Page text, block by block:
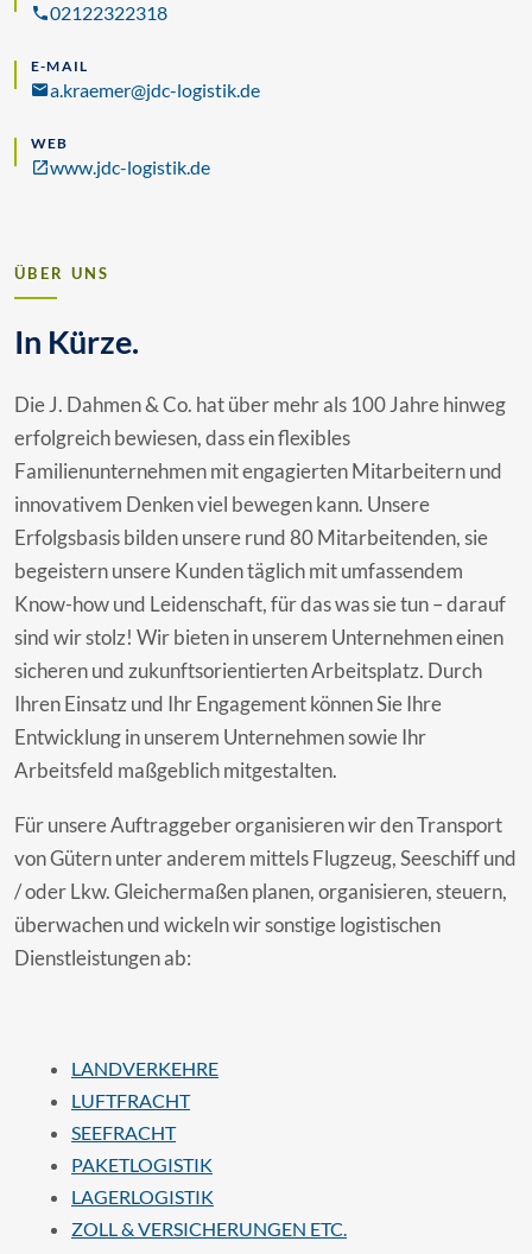
02122322318
E-MAIL
a.kraemer@jdc-logistik.de
WEB
www.jdc-logistik.de
ÜBER UNS
In Kürze.
Die J. Dahmen & Co. hat über mehr als 100 Jahre hinweg
erfolgreich bewiesen, dass ein flexibles
Familienunternehmen mit engagierten Mitarbeitern und
innovativem Denken viel bewegen kann. Unsere
Erfolgsbasis bilden unsere rund 80 Mitarbeitenden, sie
begeistern unsere Kunden täglich mit umfassendem
Know-how und Leidenschaft, für das was sie tun – darauf
sind wir stolz! Wir bieten in unserem Unternehmen einen
sicheren und zukunftsorientierten Arbeitsplatz. Durch
Ihren Einsatz und Ihr Engagement können Sie Ihre
Entwicklung in unserem Unternehmen sowie Ihr
Arbeitsfeld maßgeblich mitgestalten.
Für unsere Auftraggeber organisieren wir den Transport
von Gütern unter anderem mittels Flugzeug, Seeschiff und
/ oder Lkw. Gleichermaßen planen, organisieren, steuern,
überwachen und wickeln wir sonstige logistischen
Dienstleistungen ab:
LANDVERKEHRE
LUFTFRACHT
SEEFRACHT
PAKETLOGISTIK
LAGERLOGISTIK
ZOLL & VERSICHERUNGEN ETC.